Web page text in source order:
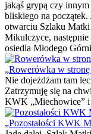
jakąś grypą czy
bliskiego na
otwarciu Szlaku
Mikulczyce,
osiedla Młodego
Rowerówka w
Nie dojeżdżam tam
Zatrzymuję się na
KWK „Miechowice”
Pozostałości KWK